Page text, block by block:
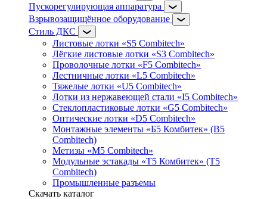
Пускорегулирующая аппаратура
Взрывозащищённое оборудование
Стиль ДКС
Листовые лотки «S5 Combitech»
Лёгкие листовые лотки «S3 Combitech»
Проволочные лотки «F5 Combitech»
Лестничные лотки «L5 Combitech»
Тяжелые лотки «U5 Combitech»
Лотки из нержавеющей стали «I5 Combitech»
Стеклопластиковые лотки «G5 Combitech»
Оптические лотки «D5 Combitech»
Монтажные элементы «Б5 Комбитек» (B5
Combitech)
Метизы «M5 Combitech»
Модульные эстакады «Т5 Комбитек» (T5
Combitech)
Промышленные разъемы
Скачать каталог